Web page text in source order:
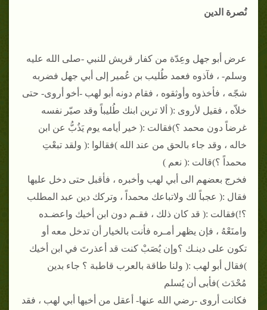
نُصرة الدين
عرض أبو جهل وعِدّة من كفار قريش للنبي -صلى الله عليه
وسلم- ، فآذوه فعمد طُليب بن عُمير إلى أبي جهل فضربه
شجّه ، فأخذوه وأوثقوه ، فقام دونه أبو لهب -أخو أروى- حتى
خلاّه ، فقيل لأروى :( ألا ترين ابنك طُليباً وقد صيّر نفسه
غرضاً دون محمد ؟)فقالت :( خير أيامه يوم يَذُبُّ عن ابن
خاله ، وقد جاء بالحق من عند الله )فقالوا :( ولقد تبعْتِ
محمداً ؟)قالت :( نعم )
فخرج بعضهم الى أبي لهب وأخبره ، فأقبل حتى دخل عليها
فقال :( عجباً لك ولاتباعك محمداً ، وتركك دين عبد المطلب
؟!)فقالت :( قد كان ذلك ، فقـم دون ابن أخيك واعضـده
وامنَعْهُ ، فإن يظهر أمـره فأنت بالخيار أن تدخل معه أو
تكون على دينـك ؟وإن يُصَبْ كنت قد أعذرتَ في ابن أخيك
)فقال أبو لهب :( ولنا طاقة بالعرب قاطبة ؟ جاء بدين
مُحْدَث )فأبى أن يُسلم
فكانت أروى -رضي الله عنها- أعقل من أخيها أبي لهب ، فقد